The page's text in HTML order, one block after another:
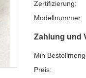
Zertifizierung:
Modellnummer:
Zahlung und
Min
Preis: